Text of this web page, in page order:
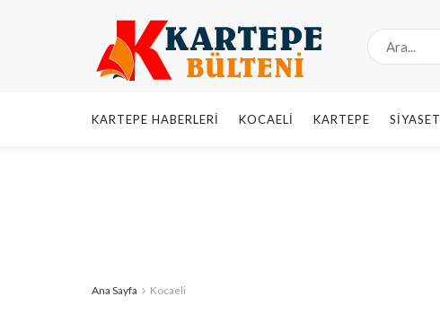
KARTEPE HABERLERI KOCAELI KARTEPE SIYASET
Ana Sayfa Kocaeli